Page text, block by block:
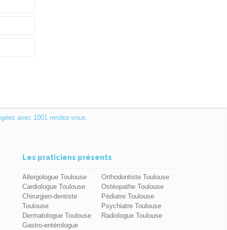
avec 1001 rendez-vous.
Les praticiens présents
Allergologue Toulouse
Cardiologue Toulouse
Chirurgien-dentiste
Toulouse
Dermatologue Toulouse
Gastro-entérologue
Orthodontiste Toulouse
Ostéopathe Toulouse
Pédiatre Toulouse
Psychiatre Toulouse
Radiologue Toulouse